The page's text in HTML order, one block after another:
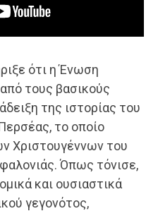
ότι η Ένωση
τους βασικούς
της ιστορίας του
το οποίο
Χριστουγέννων του
Όπως τόνισε,
και ουσιαστικά
γεγονότος,